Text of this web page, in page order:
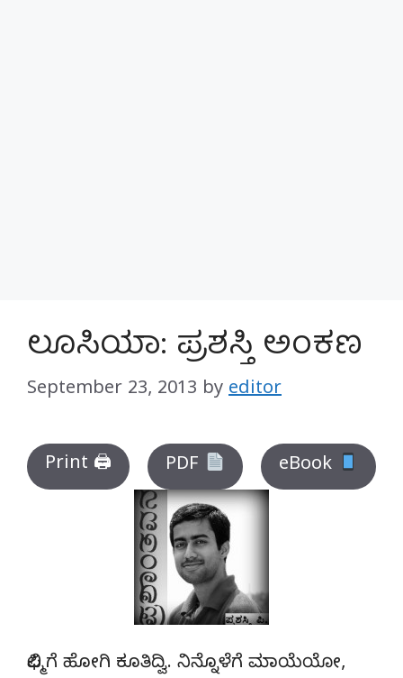
ಲೂಸಿಯಾ: ಪ್ರಶಸ್ತಿ ಅಂಕಣ
September 23, 2013 by editor
Print 🖨 PDF eBook
ಫಿಲ್ಮಿಗೆ ಹೋಗಿ ಕೂತಿದ್ವಿ. ನಿನ್ನೊಳೆಗೆ ಮಾಯೆಯೋ,